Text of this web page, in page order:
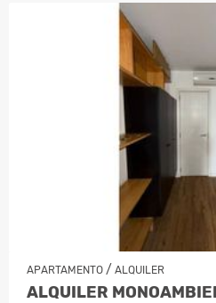
APARTAMENTO / ALQUILER
ALQUILER